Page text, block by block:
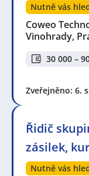
Nutně vás
Coweo
Vinohrady,
30 000 –
Zveřejněno: 6.
Řidič
zásilek,
Nutně vás